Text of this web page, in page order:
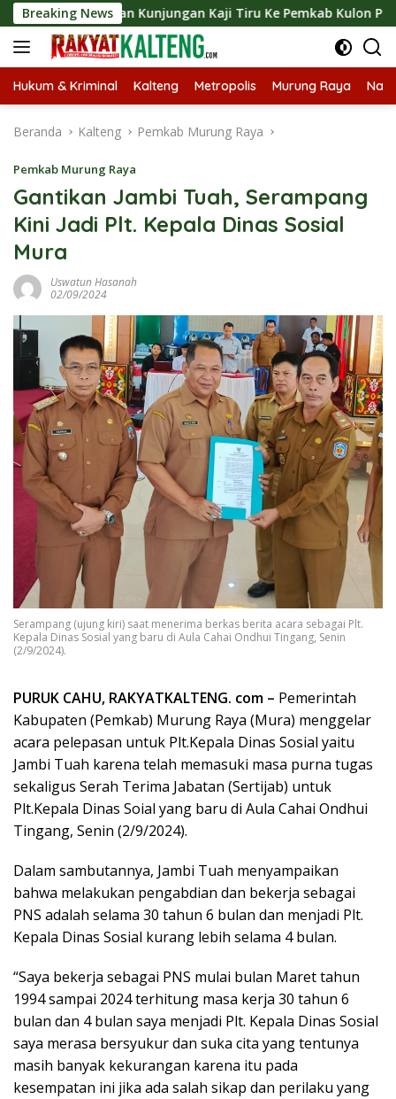
Langsung
ke
konten
Breaking News
Kunjungan Kaji Tiru Ke Pemkab Kulon Progo
Hukum & Kriminal Kalteng Metropolis Murung Raya
Beranda Kalteng Pemkab Murung Raya
Pemkab Murung Raya
Gantikan Jambi Tuah, Serampang
Kini Jadi Plt. Kepala Dinas Sosial
Mura
Uswatun Hasanah
02/09/2024
Serampang (ujung kiri) saat menerima berkas berita acara sebagai Plt.
Kepala Dinas Sosial yang baru di Aula Cahai Ondhui Tingang, Senin
(2/9/2024).
PURUK CAHU, RAKYATKALTENG. com – Pemerintah
Kabupaten (Pemkab) Murung Raya (Mura) menggelar
acara pelepasan untuk Plt.Kepala Dinas Sosial yaitu
Jambi Tuah karena telah memasuki masa purna tugas
sekaligus Serah Terima Jabatan (Sertijab) untuk
Plt.Kepala Dinas Soial yang baru di Aula Cahai Ondhui
Tingang, Senin (2/9/2024).
Dalam sambutannya, Jambi Tuah menyampaikan
bahwa melakukan pengabdian dan bekerja sebagai
PNS adalah selama 30 tahun 6 bulan dan menjadi Plt.
Kepala Dinas Sosial kurang lebih selama 4 bulan.
“Saya bekerja sebagai PNS mulai bulan Maret tahun
1994 sampai 2024 terhitung masa kerja 30 tahun 6
bulan dan 4 bulan saya menjadi Plt. Kepala Dinas Sosial
saya merasa bersyukur dan suka cita yang tentunya
masih banyak kekurangan karena itu pada
kesempatan ini jika ada salah sikap dan perilaku yang